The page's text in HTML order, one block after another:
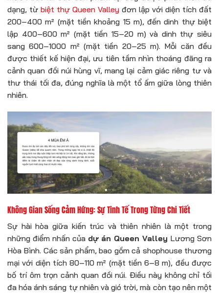
dạng, từ biệt thự Queen Valley đơn lập với diện tích đất
200–400 m² (mặt tiền khoảng 15 m), đến dinh thự biệt
lập 400–600 m² (mặt tiền 15–20 m) và dinh thự siêu
sang 600–1000 m² (mặt tiền 20–25 m). Mỗi căn đều
được thiết kế hiện đại, ưu tiên tầm nhìn thoáng đãng ra
cảnh quan đồi núi hùng vĩ, mang lại cảm giác riêng tư và
thư thái tối đa, đúng nghĩa là một tổ ấm giữa lòng thiên
nhiên.
Không Gian Sống Cảm Hứng: Sự Tinh Tế Trong Từng Chi Tiết
Sự hài hòa giữa kiến trúc và thiên nhiên là một trong
những điểm nhấn của dự án Queen Valley Lương Sơn
Hòa Bình. Các sản phẩm, bao gồm cả shophouse thương
mại với diện tích 80–110 m² (mặt tiền 6–8 m), đều được
bố trí ôm trọn cảnh quan đồi núi. Điều này không chỉ tối
đa hóa ánh sáng tự nhiên và gió trời, mà còn tạo nên một